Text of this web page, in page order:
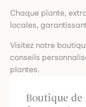
Chaque plante,
locales,
Visitez notre
conseils
plantes.
Boutique de